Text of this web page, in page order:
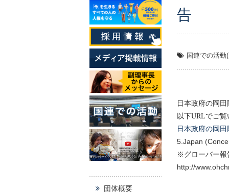
告
国連での活動
日本政府の岡田
以下URLでご
日本政府の岡
5.Japan
※グローバー報
http://
団体概要